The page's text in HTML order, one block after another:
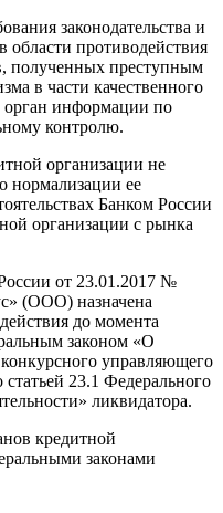
законодательства и
области противодействия
полученных преступным
в части качественного
орган информации по
контролю.
организации не
нормализации ее
Банком России
организации с рынка
от 23.01.2017 №
(ООО) назначена
до момента
законом «О
конкурсного управляющего
статьей 23.1 Федерального
ликвидатора.
кредитной
законами